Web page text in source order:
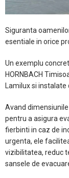
Siguranta
esentiale in orice
Un exemplu
HORNBACH
Lamilux si instalate
Avand
pentru a asigura
fierbinti in caz de
urgenta, ele
vizibilitatea, reduc
sansele de